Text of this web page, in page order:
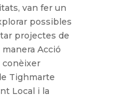
van fer un
possibles
projectes de
manera Acció
conèixer
Tighmarte
Local i la